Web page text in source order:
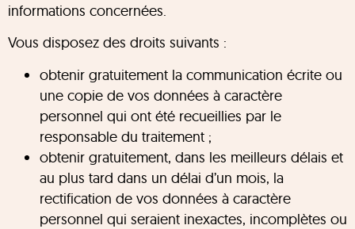
informations concernées.
Vous disposez des droits suivants :
obtenir gratuitement la communication écrite ou
une copie de vos données à caractère
personnel qui ont été recueillies par le
responsable du traitement ;
obtenir gratuitement, dans les meilleurs délais et
au plus tard dans un délai d’un mois, la
rectification de vos données à caractère
personnel qui seraient inexactes, incomplètes ou